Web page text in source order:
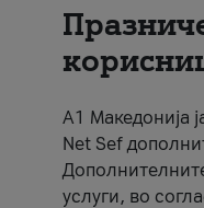
А1 Македонија
Net Sef
услуги, во